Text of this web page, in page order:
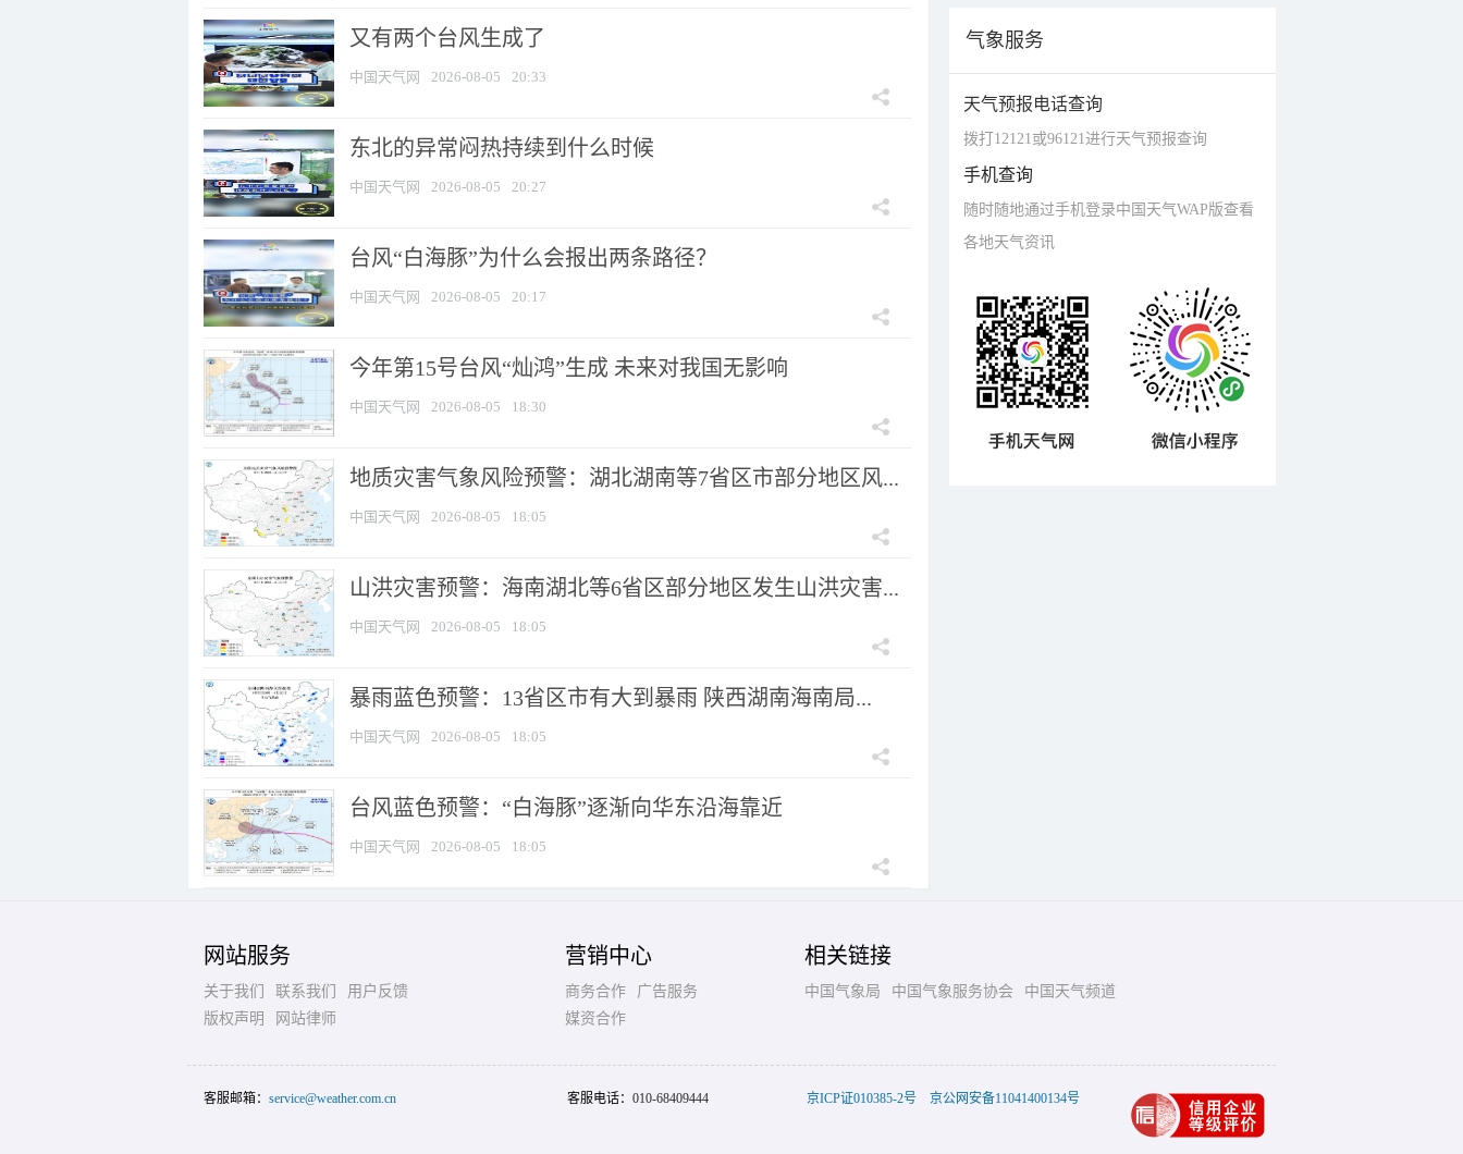
又有两个台风生成了
中国天气网 2026-08-05 20:33
东北的异常闷热持续到什么时候
中国天气网 2026-08-05 20:27
台风“白海豚”为什么会报出两条路径？
中国天气网 2026-08-05 20:17
今年第15号台风“灿鸿”生成 未来对我国无影响
中国天气网 2026-08-05 18:30
地质灾害气象风险预警：湖北湖南等7省区市部分地区风...
中国天气网 2026-08-05 18:05
山洪灾害预警：海南湖北等6省区部分地区发生山洪灾害...
中国天气网 2026-08-05 18:05
暴雨蓝色预警：13省区市有大到暴雨 陕西湖南海南局...
中国天气网 2026-08-05 18:05
台风蓝色预警：“白海豚”逐渐向华东沿海靠近
中国天气网 2026-08-05 18:05
气象服务
天气预报电话查询
拨打12121或96121进行天气预报查询
手机查询
随时随地通过手机登录中国天气WAP版查看
各地天气资讯
网站服务
关于我们 联系我们
用户反馈
版权声明
网站律师
营销中心
商务合作
广告服务
媒资合作
相关链接
中国气象局 中国气象服务协会 中国天气频道
客服邮箱： service@weather.com.cn 客服电话： 010-68409444 京ICP证010385-2号 京公网安备11041400134号